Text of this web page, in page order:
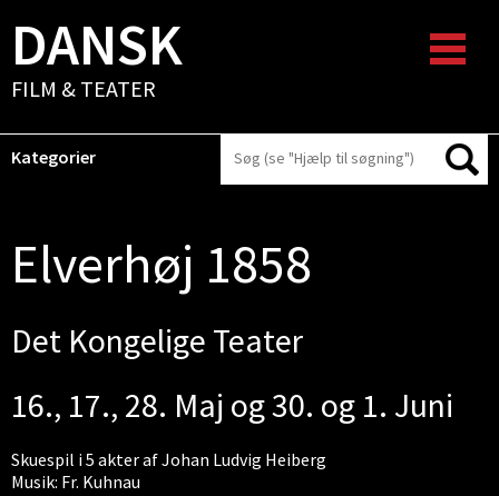
DANSK
FILM & TEATER
Kategorier
Elverhøj 1858
Det Kongelige Teater
16., 17., 28. Maj og 30. og 1. Juni
Skuespil i 5 akter af Johan Ludvig Heiberg
Musik: Fr. Kuhnau